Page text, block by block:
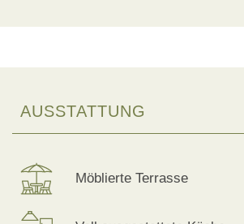
AUSSTATTUNG
Möblierte Terrasse